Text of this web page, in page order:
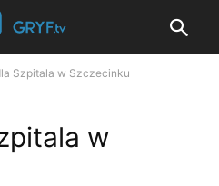
Szpitala w Szczecinku
w